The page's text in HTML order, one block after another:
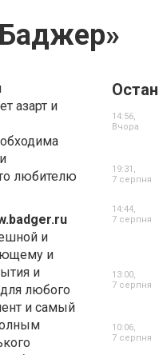
азарт и
любителю
и
и
и
любого
и самый
14:56,
Вчора
19:31,
7 серпня
14:44,
7 серпня
13:00,
7 серпня
10:06,
7 серпня